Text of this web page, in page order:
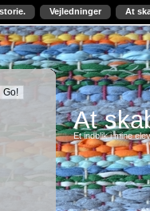
Vejledninger At
At
Et indblik i mine